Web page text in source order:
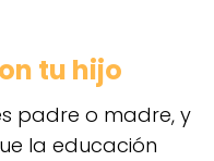
tu hijo
padre o madre, y
la educación